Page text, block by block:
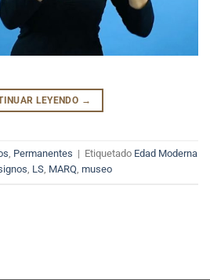
LEYENDO →
, Permanentes | Etiquetado Edad Moderna
, LS, MARQ, museo